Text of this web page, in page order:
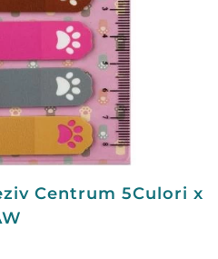
Centrum 5Culori x